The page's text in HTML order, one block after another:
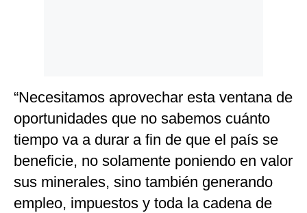
“Necesitamos aprovechar esta ventana de
oportunidades que no sabemos cuánto
tiempo va a durar a fin de que el país se
beneficie, no solamente poniendo en valor
sus minerales, sino también generando
empleo, impuestos y toda la cadena de